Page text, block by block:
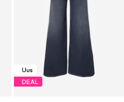
Uus
DEAL